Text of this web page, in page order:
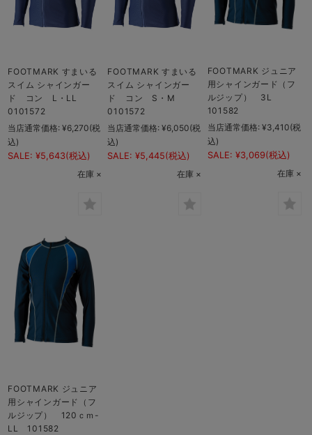
FOOTMARK すまいる
スイム シャインガー
ド コン L・LL
0101572
当店通常価格: ¥6,270(税
込)
SALE: ¥5,643(税込)
在庫 ×
FOOTMARK すまいる
スイム シャインガー
ド コン S・M
0101572
当店通常価格: ¥6,050(税
込)
SALE: ¥5,445(税込)
在庫 ×
FOOTMARK ジュニア
用シャインガード（フ
ルジップ） 3L
101582
当店通常価格: ¥3,410(税
込)
SALE: ¥3,069(税込)
在庫 ×
FOOTMARK ジュニア
用シャインガード（フ
ルジップ） 120ｃｍ-
LL 101582